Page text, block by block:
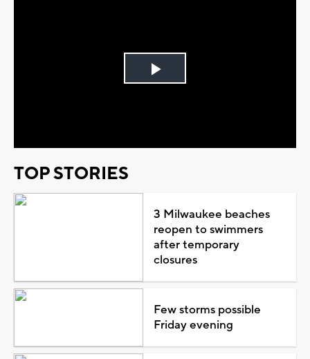
Play
TOP STORIES
3 Milwaukee beaches
reopen to swimmers
after temporary
closures
Few storms possible
Friday evening